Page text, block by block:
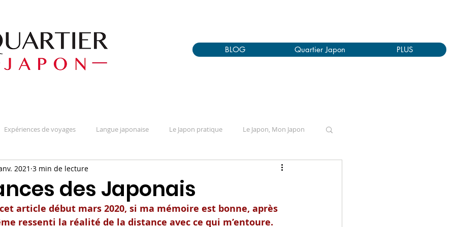
BLOG Quartier Japon PLUS
Expériences de voyages Langue japonaise Le Japon pratique Le Japon, Mon Japon
Portraits / Témoignages
Stéréotypes & apriori Tout sur le manga
des Japonais
2021 3 min de lecture
cet article début mars 2020, si ma mémoire est bonne, après
ressenti la réalité de la distance avec ce qui m’entoure.